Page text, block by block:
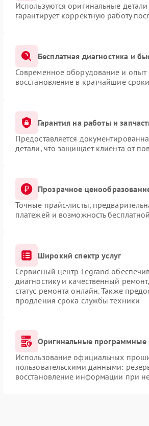
Используются оригинальные
гарантирует корректную работу
Бесплатная диагностика и
Современное оборудование и опыт
восстановление в кратчайшие
Гарантия на работы и
Предоставляется
детали, что защищает клиента от
Прозрачное
Точные прайс-листы,
платежей и возможность
Широкий спектр услуг
Сервисный центр Legrand
диагностику и качественный
статус ремонта онлайн. Также
продления срока службы техники
Оригинальные программные
Использование официальных
пользовательскими данными:
восстановление информации при